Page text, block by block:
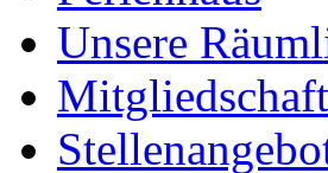
Unsere
Mitgliedschaft